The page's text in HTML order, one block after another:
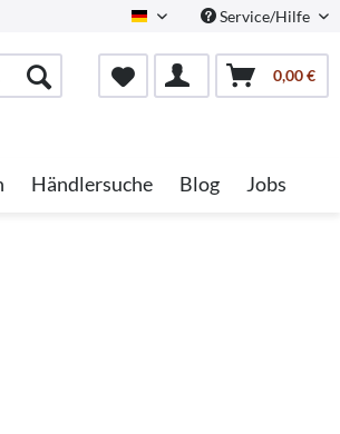
German Service/Hilfe
0,00 €
Händlersuche Blog Jobs